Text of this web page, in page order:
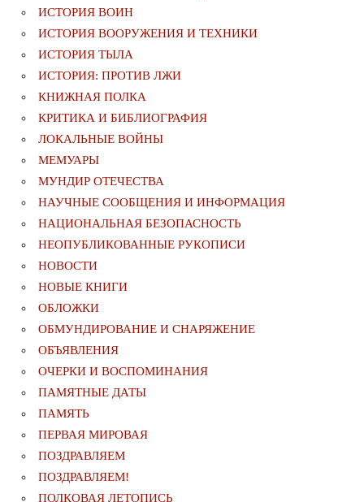
ИСТОРИЯ ВОИН
ИСТОРИЯ ВООРУЖЕНИЯ И ТЕХНИКИ
ИСТОРИЯ ТЫЛА
ИСТОРИЯ: ПРОТИВ ЛЖИ
КНИЖНАЯ ПОЛКА
КРИТИКА И БИБЛИОГРАФИЯ
ЛОКАЛЬНЫЕ ВОЙНЫ
МЕМУАРЫ
МУНДИР ОТЕЧЕСТВА
НАУЧНЫЕ СООБЩЕНИЯ И ИНФОРМАЦИЯ
НАЦИОНАЛЬНАЯ БЕЗОПАСНОСТЬ
НЕОПУБЛИКОВАННЫЕ РУКОПИСИ
НОВОСТИ
НОВЫЕ КНИГИ
ОБЛОЖКИ
ОБМУНДИРОВАНИЕ И СНАРЯЖЕНИЕ
ОБЪЯВЛЕНИЯ
ОЧЕРКИ И ВОСПОМИНАНИЯ
ПАМЯТНЫЕ ДАТЫ
ПАМЯТЬ
ПЕРВАЯ МИРОВАЯ
ПОЗДРАВЛЯЕМ
ПОЗДРАВЛЯЕМ!
ПОЛКОВАЯ ЛЕТОПИСЬ